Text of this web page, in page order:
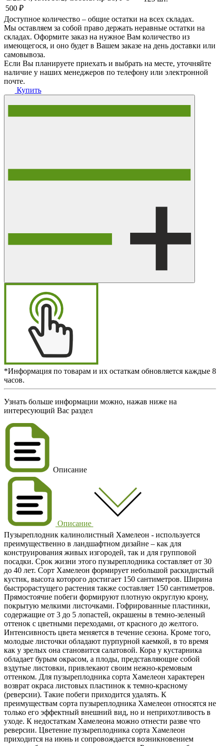
500 ₽
Доступное количество – общие остатки на всех складах.
Мы оставляем за собой право держать неравные остатки на
складах. Оформите заказ на нужное Вам количество из
имеющегося, и оно будет в Вашем заказе на день доставки или
самовывоза.
Если Вы планируете приехать и выбрать на месте, уточняйте
наличие у наших менеджеров по телефону или электронной
почте.
Купить
*Информация по товарам и их остаткам обновляется каждые 8
часов.
Узнать больше информации можно, нажав ниже на
интересующий Вас раздел
Описание
Описание
Пузыреплодник калинолистный Хамелеон - используется
преимущественно в ландшафтном дизайне – как для
конструирования живых изгородей, так и для групповой
посадки. Срок жизни этого пузыреплодника составляет от 30
до 40 лет. Сорт Хамелеон формирует небольшой раскидистый
кустик, высота которого достигает 150 сантиметров. Ширина
быстрорастущего растения также составляет 150 сантиметров.
Прямостоячие побеги формируют плотную округлую крону,
покрытую мелкими листочками. Гофрированные пластинки,
содержащие от 3 до 5 лопастей, окрашены в темно-зеленый
оттенок с цветными переходами, от красного до желтого.
Интенсивность цвета меняется в течение сезона. Кроме того,
молодые листочки обладают пурпурной каемкой, в то время
как у зрелых она становится салатовой. Кора у кустарника
обладает бурым окрасом, а плоды, представляющие собой
вздутые листовки, привлекают своим нежно-кремовым
оттенком. Для пузыреплодника сорта Хамелеон характерен
возврат окраса листовых пластинок к темно-красному
(реверсии). Такие побеги приходится удалять. К
преимуществам сорта пузыреплодника Хамелеон относятся не
только его эффектный внешний вид, но и неприхотливость в
уходе. К недостаткам Хамелеона можно отнести разве что
реверсии. Цветение пузыреплодника сорта Хамелеон
приходится на июнь и сопровождается возникновением